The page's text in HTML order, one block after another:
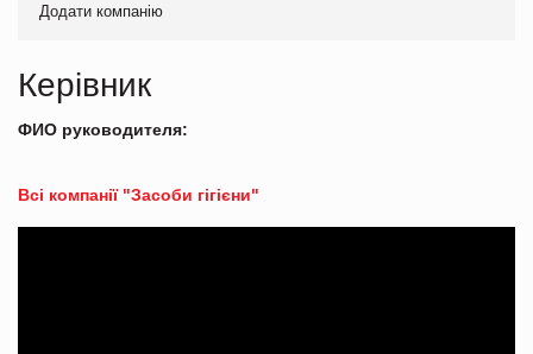
Додати компанію
Керівник
ФИО руководителя:
Всі компанії "Засоби гігієни"